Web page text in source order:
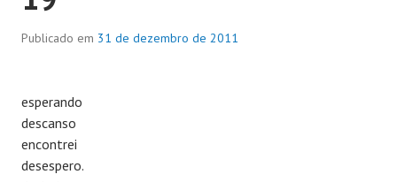
Publicado em 31 de dezembro de 2011
esperando
descanso
encontrei
desespero.